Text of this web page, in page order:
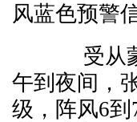
风蓝色预警
受从蒙
午到夜间，
级，阵风6